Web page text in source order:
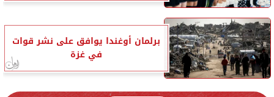
برلمان أوغندا يوافق على نشر قوات
في غزة